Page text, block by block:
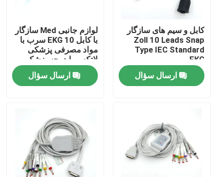
خانه
محصولات
کارخانه تور
کابل و سیم های سازگار
Zoll 10 Leads Snap
Type IEC Standard
EKG
ارسال سؤال
لوازم جانبی Med سازگار
با کابل EKG 10 سرب با
مواد مصرفی پزشکی
لاتکس با درجه پزشکی
Grabber End دارای
گواهینامه RoHSارسال سؤال